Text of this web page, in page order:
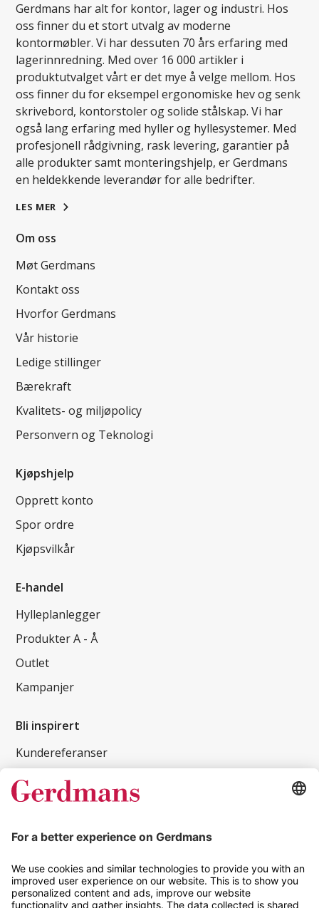
Gerdmans har alt for kontor, lager og industri. Hos
oss finner du et stort utvalg av moderne
kontormøbler. Vi har dessuten 70 års erfaring med
lagerinnredning. Med over 16 000 artikler i
produktutvalget vårt er det mye å velge mellom. Hos
oss finner du for eksempel ergonomiske hev og senk
skrivebord, kontorstoler og solide stålskap. Vi har
også lang erfaring med hyller og hyllesystemer. Med
profesjonell rådgivning, rask levering, garantier på
alle produkter samt monteringshjelp, er Gerdmans
en heldekkende leverandør for alle bedrifter.
LES MER
Om oss
Møt Gerdmans
Kontakt oss
Hvorfor Gerdmans
Vår historie
Ledige stillinger
Bærekraft
Kvalitets- og miljøpolicy
Personvern og Teknologi
Kjøpshjelp
Opprett konto
Spor ordre
Kjøpsvilkår
E-handel
Hylleplanlegger
Produkter A - Å
Outlet
Kampanjer
Bli inspirert
Kundereferanser
Magasin
Tips og guider
Kontakt
info@gerdmans.no
67 80 56 20